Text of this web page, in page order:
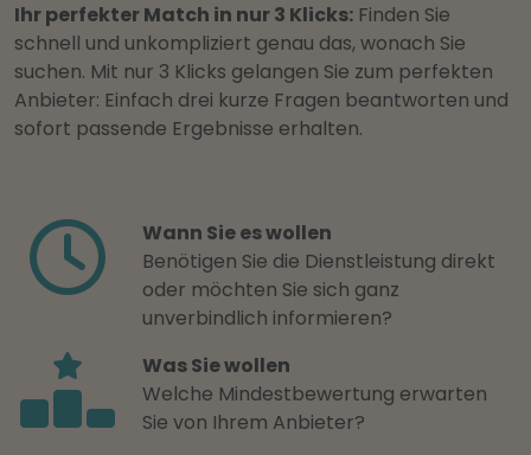
Ihr perfekter Match in nur 3 Klicks: Finden Sie
schnell und unkompliziert genau das, wonach Sie
suchen. Mit nur 3 Klicks gelangen Sie zum perfekten
Anbieter: Einfach drei kurze Fragen beantworten und
sofort passende Ergebnisse erhalten.
Wann Sie es wollen
Benötigen Sie die Dienstleistung direkt
oder möchten Sie sich ganz
unverbindlich informieren?
Was Sie wollen
Welche Mindestbewertung erwarten
Sie von Ihrem Anbieter?